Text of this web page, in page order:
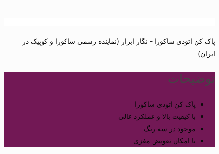
پاک کن اتودی ساکورا - نگار ابزار (نماینده رسمی ساکورا و کوپیک در
ایران)
توضیحات
پاک کن اتودی ساکورا
با کیفیت بالا و عملکرد عالی
موجود در سه رنگ
با امکان تعویض مغزی